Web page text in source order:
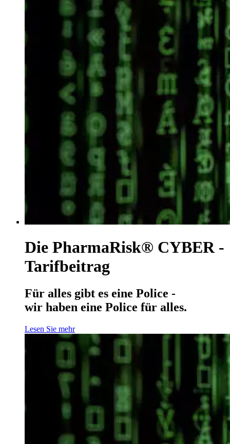
Die PharmaRisk® CYBER -
Tarifbeitrag
Für alles gibt es eine Police -
wir haben eine Police für alles.
Lesen Sie mehr